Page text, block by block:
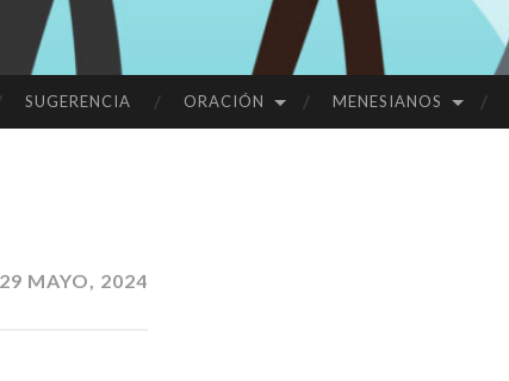
SUGERENCIA ORACIÓN MENESIANOS
29 MAYO, 2024